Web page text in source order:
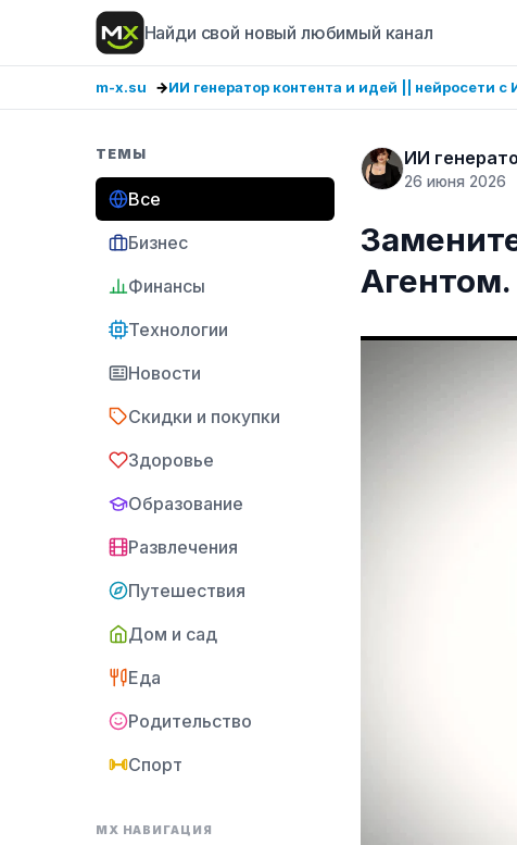
Найди свой новый любимый канал
m-x.su ИИ генератор контента и идей || нейросети с
ТЕМЫ
Все
Бизнес
Финансы
Технологии
Новости
Скидки и покупки
Здоровье
Образование
Развлечения
Путешествия
Дом и сад
Еда
Родительство
Спорт
MX НАВИГАЦИЯ
ИИ
26 июня 2026